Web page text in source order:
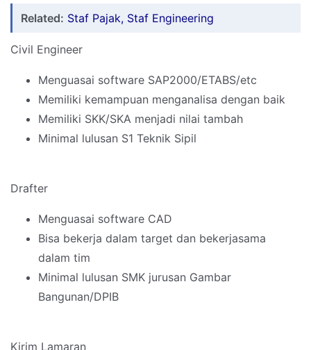
Related: Staf Pajak, Staf Engineering
Civil Engineer
Menguasai software SAP2000/ETABS/etc
Memiliki kemampuan menganalisa dengan baik
Memiliki SKK/SKA menjadi nilai tambah
Minimal lulusan S1 Teknik Sipil
Drafter
Menguasai software CAD
Bisa bekerja dalam target dan bekerjasama
dalam tim
Minimal lulusan SMK jurusan Gambar
Bangunan/DPIB
Kirim Lamaran